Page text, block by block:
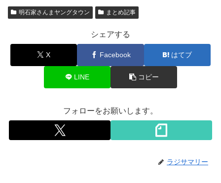
明石家さんまヤングタウン まとめ記事
シェアする
X Facebook はてブ
LINE コピー
フォローをお願いします。
ラジサマリー